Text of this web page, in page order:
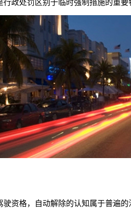
政处罚区别于临时强制措施的重
格，自动解除的认知属于普遍的